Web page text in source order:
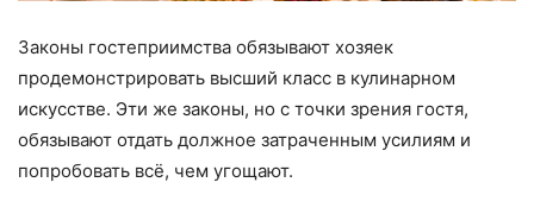
Законы гостеприимства обязывают хозяек
продемонстрировать высший класс в кулинарном
искусстве. Эти же законы, но с точки зрения гостя,
обязывают отдать должное затраченным усилиям и
попробовать всё, чем угощают.